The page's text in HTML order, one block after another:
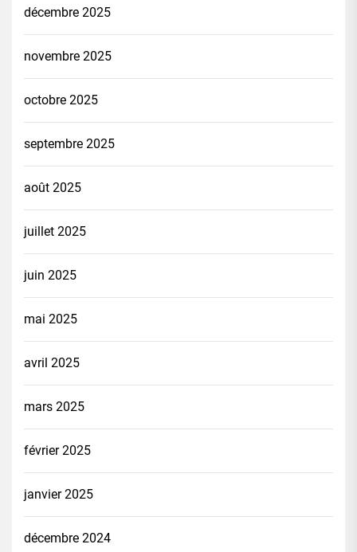
décembre 2025
novembre 2025
octobre 2025
septembre 2025
août 2025
juillet 2025
juin 2025
mai 2025
avril 2025
mars 2025
février 2025
janvier 2025
décembre 2024